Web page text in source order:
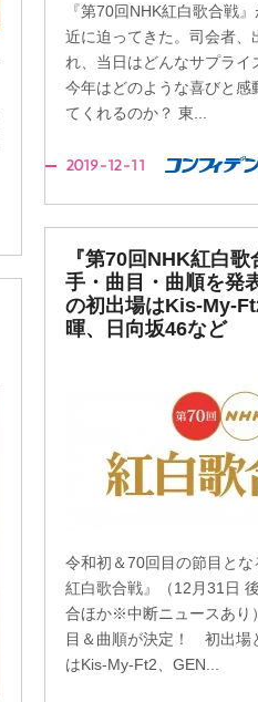
『第70回NHK紅白歌合戦
近に迫ってきた。司会者、
れ、当日はどんなサプライ
今年はどのような喜びと感
てくれるのか？ 東...
2019-12-11
『第70回NHK紅白
手・曲目・曲順を
の初出場はKis-My-
暉、日向坂46など
令和初＆70回目の節目と
紅白歌合戦』（12月31日
合ほか※中断ニュースあり
目＆曲順が決定！ 初出場
はKis-My-Ft2、GEN...